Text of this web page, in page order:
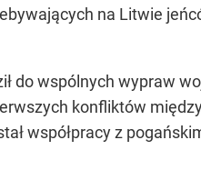
na Litwie
do wspólnych wypraw
konfliktów
współpracy z